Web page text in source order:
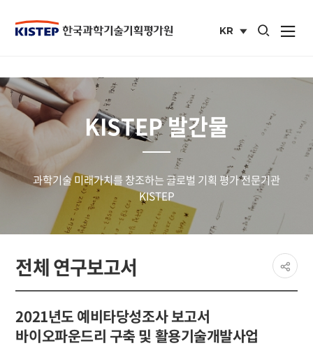
KR
통합검색 열기
사이트맵
KISTEP 발간물
과학기술 미래가치를 창조하는 글로벌 기획 평가 전문기관
KISTEP
전체 연구보고서
페이지
공유
share
2021년도 예비타당성조사 보고서
바이오파운드리 구축 및 활용기술개발사업